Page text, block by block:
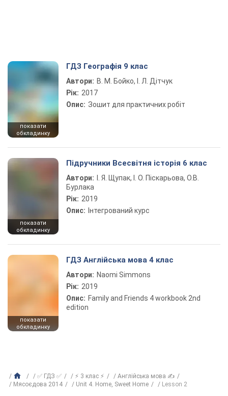
показати
обкладинку
ГДЗ Географія 9 клас
Автори: В. М. Бойко, І. Л. Дітчук
Рік: 2017
Опис: Зошит для практичних робіт
показати
обкладинку
Підручники Всесвітня історія 6 клас
Автори:
І. Я. Щупак, І. О. Піскарьова, О.В.
Бурлака
Рік: 2019
Опис: Інтегрований курс
показати
обкладинку
ГДЗ Англійська мова 4 клас
Автори: Naomi Simmons
Рік: 2019
Опис: Family and Friends 4 workbook 2nd
edition
✅ ГДЗ ✅ ⚡ 3 клас ⚡
Англійська мова ✍
Мясоєдова 2014
Unit 4. Home, Sweet Home Lesson 2